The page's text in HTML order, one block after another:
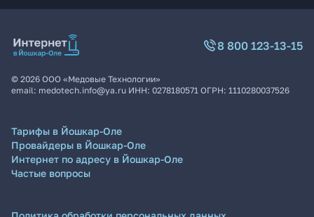
8 800 123-13-15
© 2026 ООО «Медовые Технологии»
email: medotech.info@ya.ru ИНН: 0278180571 ОГРН: 1110280037526
Тарифы в Йошкар-Оле
Провайдеры в Йошкар-Оле
Интернет по адресу в Йошкар-Оле
Частые вопросы